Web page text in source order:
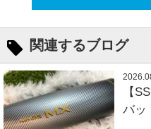
関連するブログ
【
バッ